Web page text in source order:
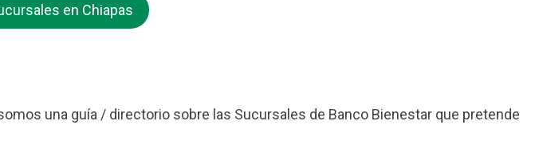
en Chiapas
una guía / directorio sobre las Sucursales de Banco Bienestar que pretende